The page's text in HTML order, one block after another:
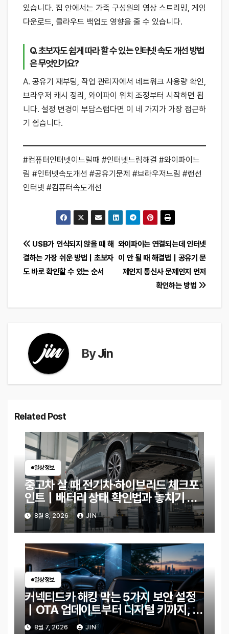
있습니다. 집 안에서는 가족 구성원의 영상 스트리밍, 게임
다운로드, 클라우드 백업도 영향을 줄 수 있습니다.
Q. 초보자도 쉽게 따라 할 수 있는 인터넷 속도 개선 방법
은 무엇인가요?
A. 공유기 재부팅, 작업 관리자에서 네트워크 사용량 확인,
브라우저 캐시 정리, 와이파이 위치 조정부터 시작하면 됩
니다. 설정 변경이 부담스럽다면 이 네 가지가 가장 접근하
기 쉽습니다.
#컴퓨터인터넷이느릴때 #인터넷느림해결 #와이파이느
림 #인터넷속도개선 #공유기문제 #브라우저느림 #랜선
인터넷 #컴퓨터속도개선
글
탐
와이파이는 연결되는데 인터넷
이 안 될 때 해결법｜공유기 문
제인지 통신사 문제인지 먼저
확인하는 방법
USB가 인식되지 않을 때 해
결하는 가장 쉬운 방법｜초보자
도 바로 확인할 수 있는 순서
ByJin
Related Post
일상정보
중고차 살 때 전기차·하이브리드 체크포
인트｜배터리 상태 확인법과 놓치기 쉬
운 위험 신호
8월 8, 2026 JIN
일상정보
커넥티드카 해킹 막는 5가지 보안 설정
｜OTA 업데이트부터 디지털 키까지, 지
금 확인할 것은?
8월 7, 2026 JIN